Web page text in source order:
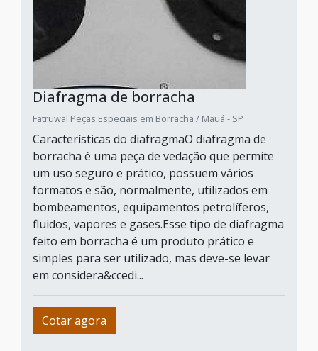
Diafragma de borracha
Fatruwal Peças Especiais em Borracha / Mauá - SP
Características do diafragmaO diafragma de
borracha é uma peça de vedação que permite
um uso seguro e prático, possuem vários
formatos e são, normalmente, utilizados em
bombeamentos, equipamentos petrolíferos,
fluidos, vapores e gases.Esse tipo de diafragma
feito em borracha é um produto prático e
simples para ser utilizado, mas deve-se levar
em considera&ccedi...
Cotar agora